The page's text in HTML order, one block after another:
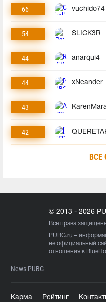
66 vuchido74
54 SLICK3R
44 anarqui4
44 xNeander
43
42
ВСЕ
© 2013 - 2026
Все права защищены
PUBG.ru –
не официальный
отношения к
News PUBG
Карма Рейтинг